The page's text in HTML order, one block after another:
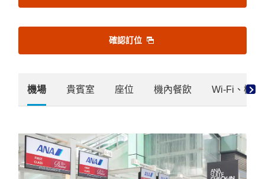
確認訂位
機場 貴賓室 座位 機內餐飲 Wi-Fi、機內